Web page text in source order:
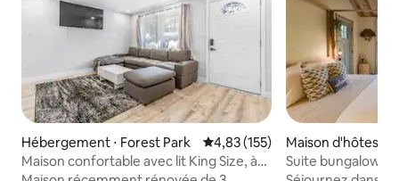
Hébergement ⋅ Forest Park Évaluation moyenne sur la
4,83 (155)
Maison confortable avec lit King Size, à
Maison d'hôtes ⋅
Suite bungalow